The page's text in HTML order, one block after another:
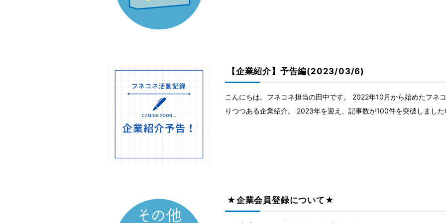
【企業紹介】予告編(2023/03/6)
こんにちは。フネコネ担当の田中です。 2022年10月から始めたフネ
りつつある企業紹介。 2023年を迎え、記事数が100件を突破しました
★企業会員登録について★